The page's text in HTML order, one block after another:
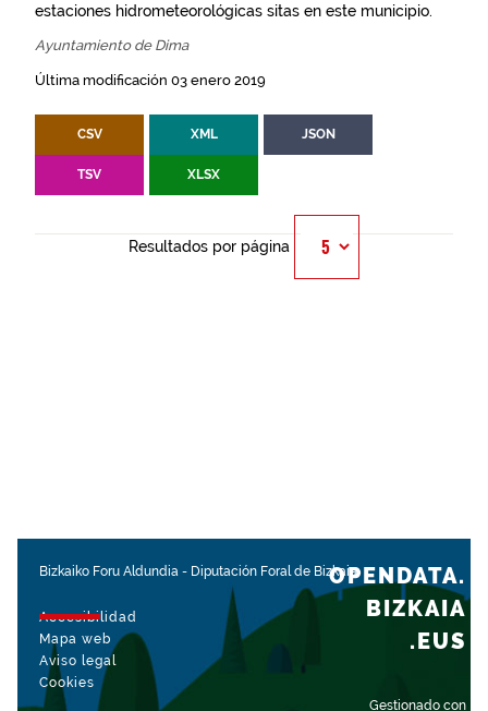
estaciones hidrometeorológicas sitas en este municipio.
Ayuntamiento de Dima
Última modificación 03 enero 2019
CSV XML JSON
TSV XLSX
Resultados por página
Bizkaiko Foru Aldundia - Diputación Foral de Bizkaia
Accesibilidad
Mapa web
Aviso legal
Cookies
Gestionado con
OPENDATA.
BIZKAIA
.EUS